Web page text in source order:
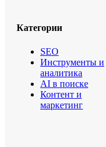
Категории
SEO
Инструменты и
аналитика
AI в поиске
Контент и
маркетинг